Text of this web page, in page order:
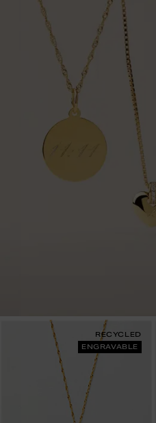
RECYCLED
ENGRAVABLE